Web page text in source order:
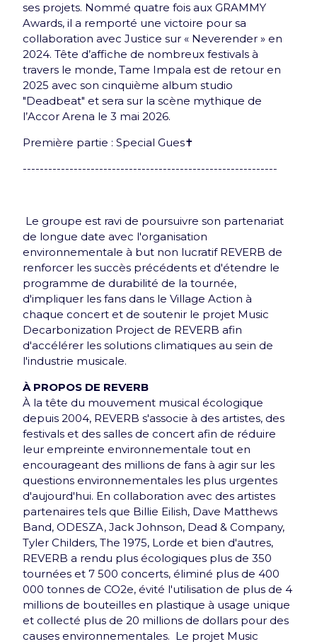
Découvrir
Newsletter
Nos Partenaires
ses projets. Nommé quatre fois aux GRAMMY
Awards, il a remporté une victoire pour sa
collaboration avec Justice sur « Neverender » en
2024. Tête d’affiche de nombreux festivals à
travers le monde, Tame Impala est de retour en
2025 avec son cinquième album studio
"Deadbeat" et sera sur la scène mythique de
l’Accor Arena le 3 mai 2026.
Première partie : Special Gues✝
------------------------------------------------------------
Le groupe est ravi de poursuivre son partenariat
de longue date avec l'organisation
environnementale à but non lucratif REVERB de
renforcer les succès précédents et d'étendre le
programme de durabilité de la tournée,
d'impliquer les fans dans le Village Action à
chaque concert et de soutenir le projet Music
Decarbonization Project de REVERB afin
d'accélérer les solutions climatiques au sein de
l'industrie musicale.
À PROPOS DE REVERB
À la tête du mouvement musical écologique
depuis 2004, REVERB s'associe à des artistes, des
festivals et des salles de concert afin de réduire
leur empreinte environnementale tout en
encourageant des millions de fans à agir sur les
questions environnementales les plus urgentes
d'aujourd'hui. En collaboration avec des artistes
partenaires tels que Billie Eilish, Dave Matthews
Band, ODESZA, Jack Johnson, Dead & Company,
Tyler Childers, The 1975, Lorde et bien d'autres,
REVERB a rendu plus écologiques plus de 350
tournées et 7 500 concerts, éliminé plus de 400
000 tonnes de CO2e, évité l'utilisation de plus de 4
millions de bouteilles en plastique à usage unique
et collecté plus de 20 millions de dollars pour des
causes environnementales. Le projet Music